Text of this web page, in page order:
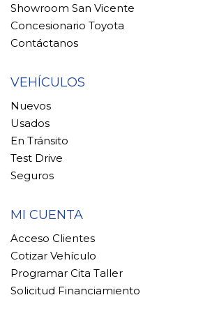
Showroom San Vicente
Concesionario Toyota
Contáctanos
VEHÍCULOS
Nuevos
Usados
En Tránsito
Test Drive
Seguros
MI CUENTA
Acceso Clientes
Cotizar Vehículo
Programar Cita Taller
Solicitud Financiamiento